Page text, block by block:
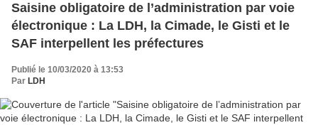
Saisine obligatoire de l’administration par voie
électronique : La LDH, la Cimade, le Gisti et le
SAF interpellent les préfectures
Publié le 10/03/2020 à 13:53
Par LDH